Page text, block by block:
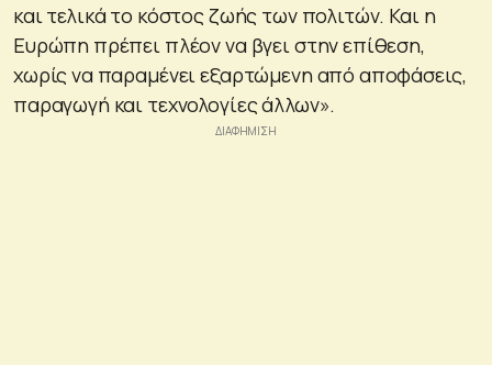
και τελικά το κόστος ζωής των πολιτών. Και η
Ευρώπη πρέπει πλέον να βγει στην επίθεση,
χωρίς να παραμένει εξαρτώμενη από αποφάσεις,
παραγωγή και τεχνολογίες άλλων».